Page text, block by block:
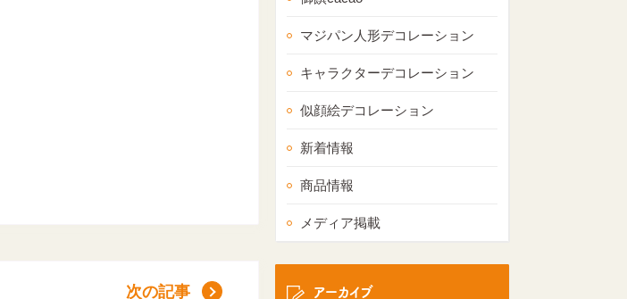
次の記事
マジパン人形デコレーション
キャラクターデコレーション
似顔絵デコレーション
新着情報
商品情報
メディア掲載
アーカイブ